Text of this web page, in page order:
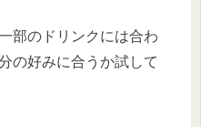
部のドリンクには合わ
の好みに合うか試して